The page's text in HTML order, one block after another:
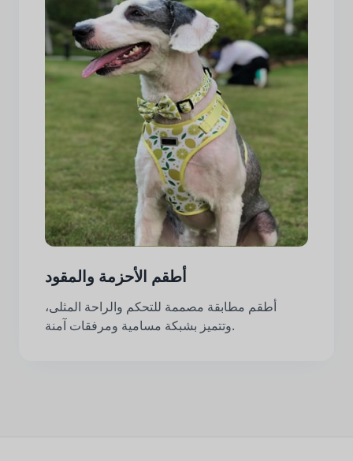
أطقم الأحزمة والمقود
أطقم مطابقة مصممة للتحكم والراحة المثلى،
وتتميز بشبكة مسامية ومرفقات آمنة.